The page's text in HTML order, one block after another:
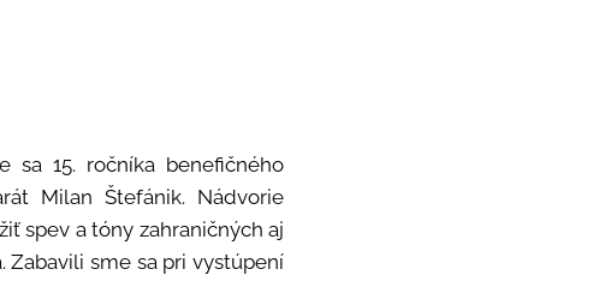
sa 15. ročníka benefičného
Milan Štefánik. Nádvorie
spev a tóny zahraničných aj
Zabavili sme sa pri vystúpení